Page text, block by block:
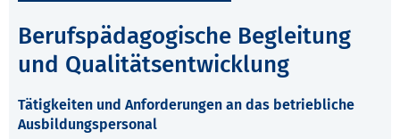
Berufspädagogische Begleitung
und Qualitätsentwicklung
Tätigkeiten und Anforderungen an das betriebliche
Ausbildungspersonal